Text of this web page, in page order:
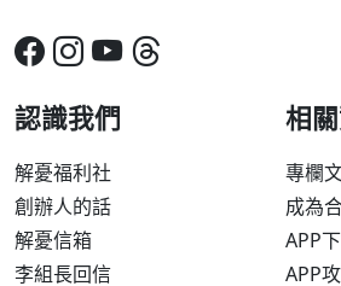
認識我們
解憂福利社
創辦人的話
解憂信箱
李組長回信
相
專欄
成為
APP
APP